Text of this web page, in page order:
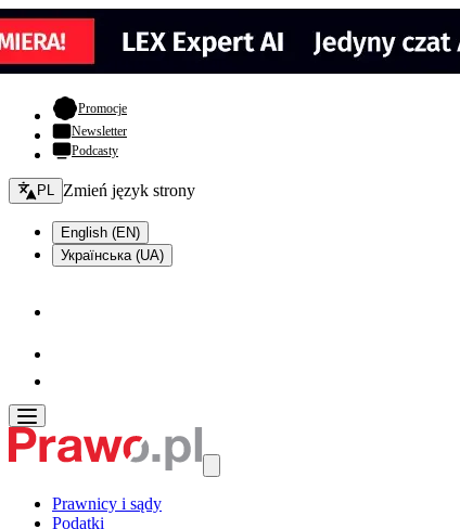
Promocje- otwiera się w nowej karcie
Newsletter
Podcasty
Zmień język - bieżący:
PL Zmień język strony
English (EN)
Українська (UA)
Prawnicy i sądy
Podatki